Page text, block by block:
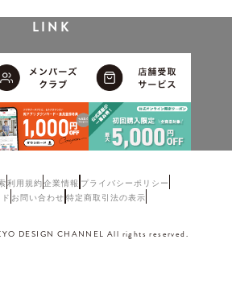
LINK
利用規約企業情報 プライバシーポリシー
お問い合わせ 特定商取引法の表示
DESIGN CHANNEL All rights reserved.